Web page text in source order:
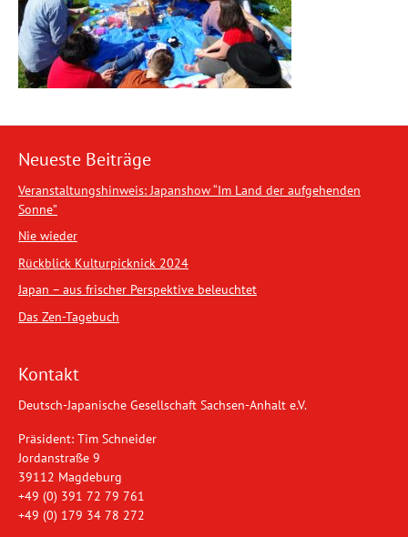
Neueste Beiträge
Veranstaltungshinweis: Japanshow “Im Land der aufgehenden
Sonne”
Nie wieder
Rückblick Kulturpicknick 2024
Japan – aus frischer Perspektive beleuchtet
Das Zen-Tagebuch
Kontakt
Deutsch-Japanische Gesellschaft Sachsen-Anhalt e.V.
Präsident: Tim Schneider
Jordanstraße 9
39112 Magdeburg
+49 (0) 391 72 79 761
+49 (0) 179 34 78 272